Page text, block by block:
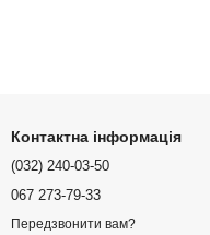
Контактна інформація
(032) 240-03-50
067 273-79-33
Передзвонити вам?